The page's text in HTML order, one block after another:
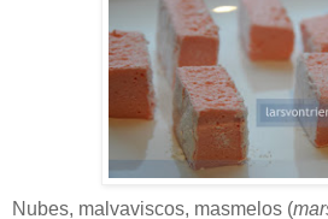
Nubes, malvaviscos, masmelos (